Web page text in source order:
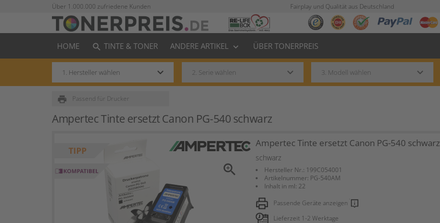
Über 1.000.000 zufriedene Kunden Fairplay und Qualität aus Deutschland
HOME search TINTE & TONER ANDERE ARTIKEL keyboard_arrow_down ÜBER TONERPREIS
keyboard_arrow_down keyboard_arrow_down keyboard_arrow_down
Passend für Drucker
print
Ampertec Tinte ersetzt Canon PG-540 schwarz
zoom_in
Ampertec Tinte ersetzt Canon PG-540 schwarz
schwarz
Hersteller Nr.: 199C054001
Artikelnummer: PG-540AM
Inhalt in ml: 22
Passende Geräte anzeigen
Lieferzeit 1-2 Werktage